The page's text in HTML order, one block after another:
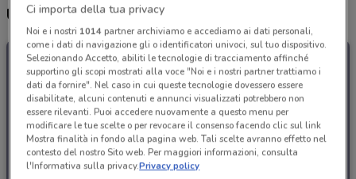
Ultime offerte del volantino E.ON Energia
Ci importa della tua privacy
Noi e i nostri 1014partner archiviamo e accediamo ai dati personali,
come i dati di navigazione gli o identificatori univoci, sul tuo dispositivo.
Selezionando Accetto, abiliti le tecnologie di tracciamento affinché
supportino gli scopi mostrati alla voce "Noi e i nostri partner trattiamo i
dati da fornire". Nel caso in cui queste tecnologie dovessero essere
disabilitate, alcuni contenuti e annunci visualizzati potrebbero non
essere rilevanti. Puoi accedere nuovamente a questo menu per
modificare le tue scelte o per revocare il consenso facendo clic sul link
Mostra finalità in fondo alla pagina web. Tali scelte avranno effetto nel
contesto del nostro Sito web. Per maggiori informazioni, consulta
l'Informativa sulla privacy.Privacy policy